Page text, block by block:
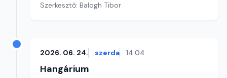
Szerkesztő: Balogh Tibor
2026. 06. 24. szerda 14:04
Hangárium